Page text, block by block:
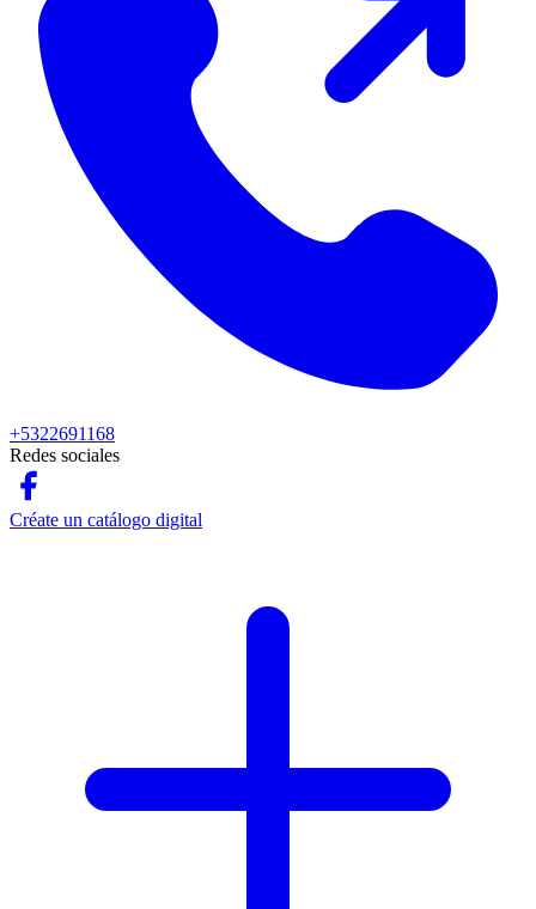
+5322691168
Redes sociales
Créate un catálogo digital